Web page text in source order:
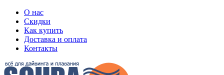
О нас
Скидки
Как купить
Доставка и оплата
Контакты